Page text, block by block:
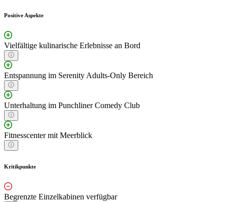
Positive Aspekte
Vielfältige kulinarische Erlebnisse an Bord
Entspannung im Serenity Adults-Only Bereich
Unterhaltung im Punchliner Comedy Club
Fitnesscenter mit Meerblick
Kritikpunkte
Begrenzte Einzelkabinen verfügbar